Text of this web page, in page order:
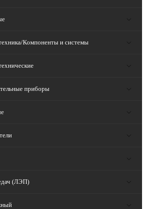
Компоненты и системы
приборы
(ЛЭП)